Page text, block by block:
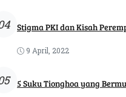
Stigma PKI dan Kisah
9 April, 2022
5 Suku Tionghoa yang